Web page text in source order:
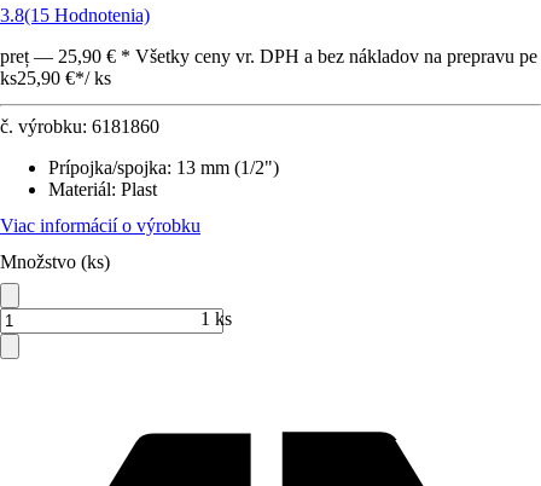
3.8(15 Hodnotenia)
preț — 25,90 € * Všetky ceny vr. DPH a bez nákladov na prepravu pe
ks25,90 €*/ ks
č. výrobku: 6181860
Prípojka/spojka: 13 mm (1/2")
Materiál: Plast
Viac informácií o výrobku
Množstvo (ks)
1 ks